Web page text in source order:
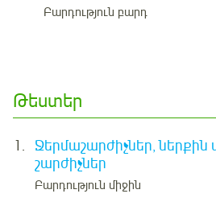
Բարդություն բարդ
Թեստեր
1.
Ջերմաշարժիչներ, ներքին
շարժիչներ
Բարդություն միջին